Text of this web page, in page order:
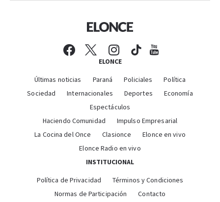
ELONCE
Últimas noticias Paraná Policiales
Política
Sociedad
Internacionales Deportes
Economía
Espectáculos
Haciendo Comunidad
Impulso Empresarial
La Cocina del Once
Clasionce
Elonce en vivo
Elonce Radio en vivo
INSTITUCIONAL
Política de Privacidad
Términos y Condiciones
Normas de Participación
Contacto